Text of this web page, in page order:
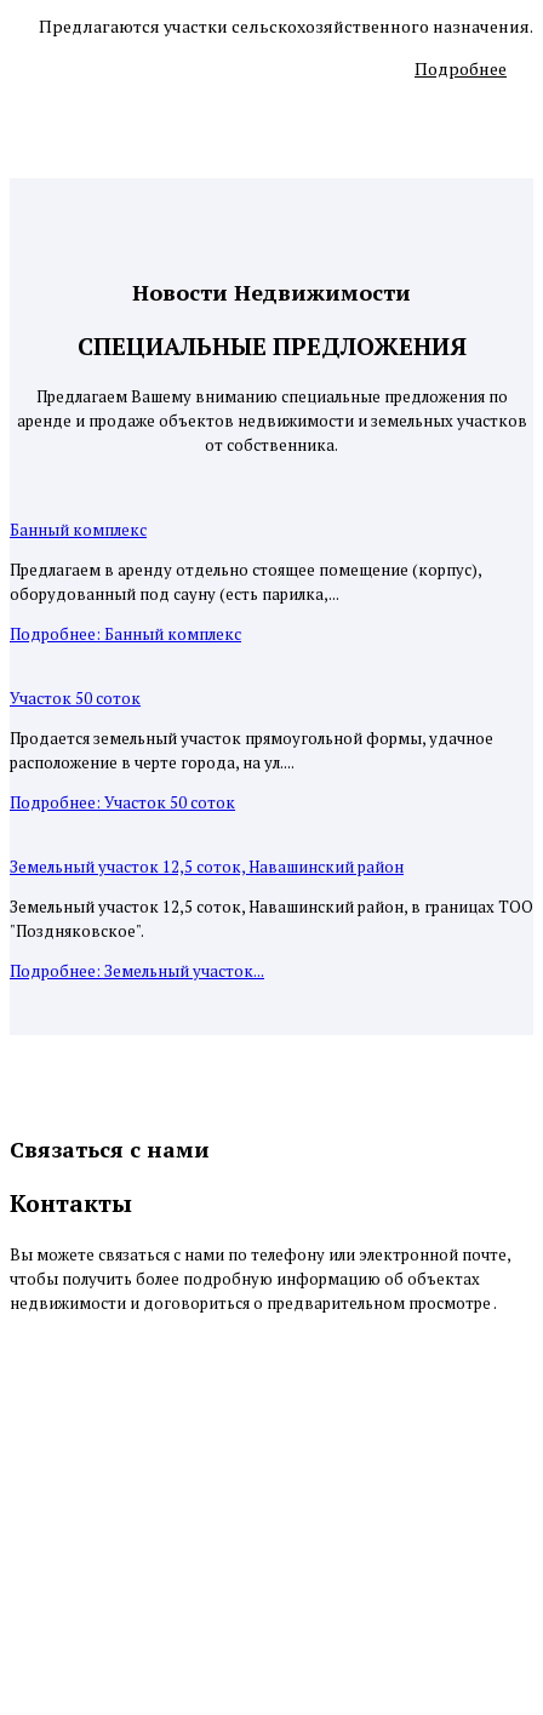
Предлагаются участки сельскохозяйственного назначения.
Подробнее
Новости Недвижимости
СПЕЦИАЛЬНЫЕ ПРЕДЛОЖЕНИЯ
Предлагаем Вашему вниманию специальные предложения по
аренде и продаже объектов недвижимости и земельных участков
от собственника.
Банный комплекс
Предлагаем в аренду отдельно стоящее помещение (корпус),
оборудованный под сауну (есть парилка,...
Подробнее: Банный комплекс
Участок 50 соток
Продается земельный участок прямоугольной формы, удачное
расположение в черте города, на ул....
Подробнее: Участок 50 соток
Земельный участок 12,5 соток, Навашинский район
Земельный участок 12,5 соток, Навашинский район, в границах ТОО
"Поздняковское".
Подробнее: Земельный участок...
Связаться с нами
Контакты
Вы можете связаться с нами по телефону или электронной почте,
чтобы получить более подробную информацию об объектах
недвижимости и договориться о предварительном просмотре .